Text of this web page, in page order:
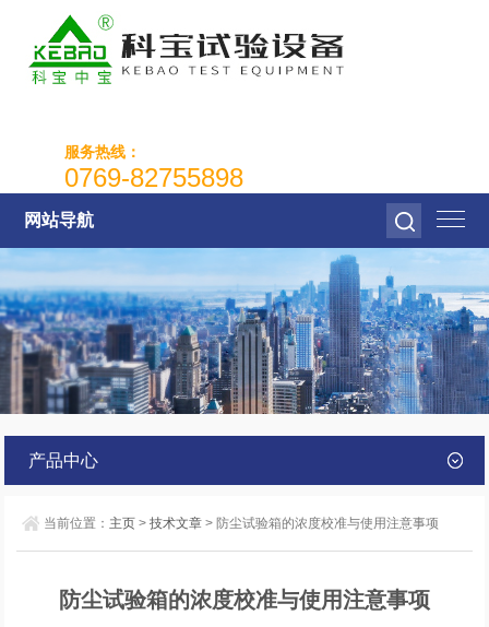
服务热线：
0769-82755898
网站导航
产品中心
当前位置： 主页 >技术文章 > 防尘试验箱的浓度校准与使用注意事项
防尘试验箱的浓度校准与使用注意事项